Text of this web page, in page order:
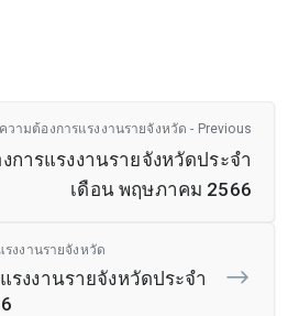
วามต้องการแรงงานรายจังหวัด - Previous
การแรงงานรายจังหวัดประจำ
เดือน พฤษภาคม 2566
งงานรายจังหวัด
รงงานรายจังหวัดประจำ